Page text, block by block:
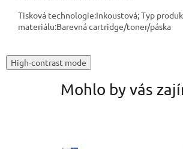
Tisková technologie:Inkoustová; Typ
materiálu:Barevná cartridge/toner/páska
High-contrast mode
Mohlo by vás